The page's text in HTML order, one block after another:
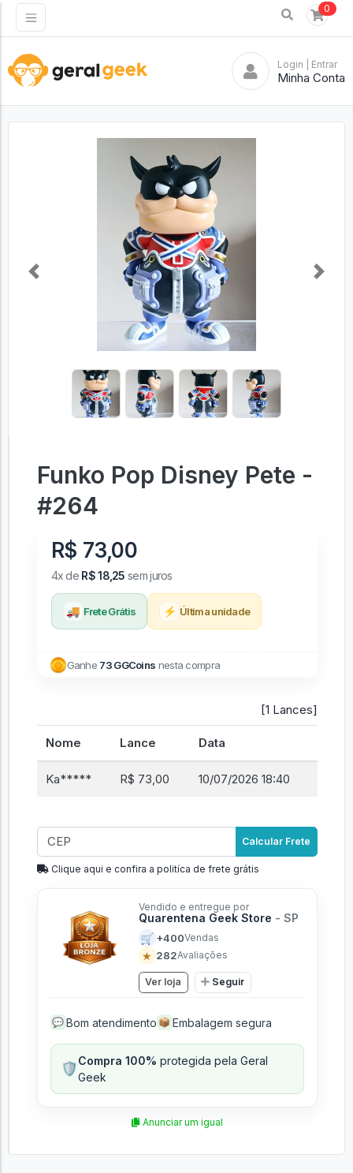
0
Login | Entrar
Minha Conta
Previous Next
Funko Pop Disney Pete -
#264
R$ 73,00
4x de R$ 18,25 sem juros
🚚 Frete Grátis ⚡ Última unidade
Ganhe 73 GGCoins nesta compra
[1 Lances]
Nome Lance Data
Ka***** R$ 73,00 10/07/2026 18:40
Calcular Frete
Clique aqui e confira a politíca de frete grátis
Vendido e entregue por
Quarentena Geek Store - SP
🛒 +400Vendas
★ 282Avaliações
Ver loja Seguir
💬 Bom atendimento 📦 Embalagem segura
🛡️Compra 100% protegida pela Geral
Geek
Anunciar um igual